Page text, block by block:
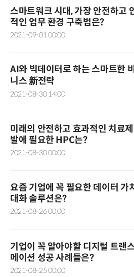
스마트워크 시대, 가장 안전하고
적인 업무 환경 구축법은?
2021-09-01 00:00
AI와 빅데이터로 하는 스마트한
니스 新전략
2021-08-30 14:00
미래의 안전하고 효과적인 치료제
발에 필요한 HPC는?
2021-08-30 00:00
요즘 기업에 꼭 필요한 데이터 가치 극
대화 솔루션은?
2021-08-26 00:00
기업이 꼭 알아야할 디지털 트랜
메이션 성공 사례들은?
2021-08-25 00:00